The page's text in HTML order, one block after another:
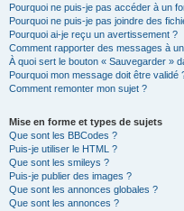
Pourquoi ne puis-je pas accéder à un
Pourquoi ne puis-je pas joindre des
Pourquoi ai-je reçu un avertissement ?
Comment rapporter des messages à
À quoi sert le bouton « Sauvegarder »
Pourquoi mon message doit être validé
Comment remonter mon sujet ?
Mise en forme et types de sujets
Que sont les BBCodes ?
Puis-je utiliser le HTML ?
Que sont les smileys ?
Puis-je publier des images ?
Que sont les annonces globales ?
Que sont les annonces ?